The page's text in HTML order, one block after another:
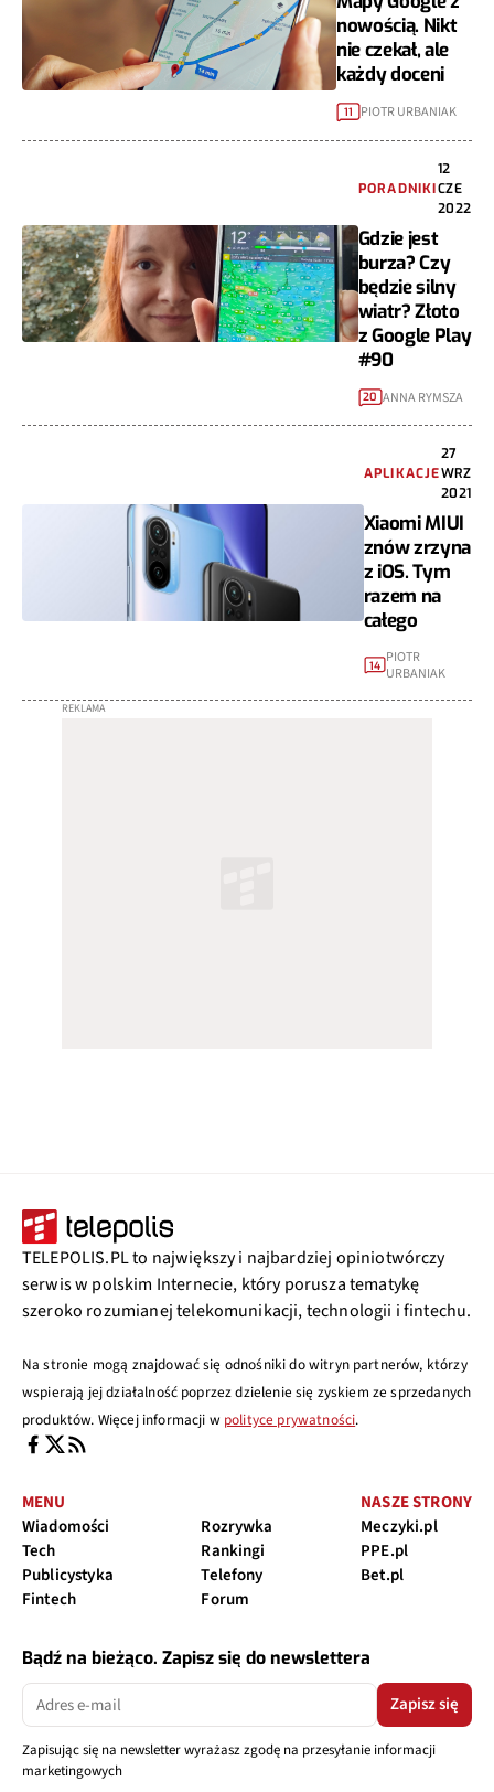
nowością. Nikt
nie czekał, ale
każdy doceni
11 PIOTR URBANIAK
PORADNIKI
12
CZE
2022
Gdzie jest
burza? Czy
będzie silny
wiatr? Złoto
z Google Play
#90
20 ANNA RYMSZA
APLIKACJE
27
WRZ
2021
Xiaomi MIUI
znów zrzyna
z iOS. Tym
razem na
całego
14 PIOTR
URBANIAK
TELEPOLIS.PL to największy i najbardziej opiniotwórczy
serwis w polskim Internecie, który porusza tematykę
szeroko rozumianej telekomunikacji, technologii i fintechu.
Na stronie mogą znajdować się odnośniki do witryn partnerów, którzy
wspierają jej działalność poprzez dzielenie się zyskiem ze sprzedanych
produktów. Więcej informacji w polityce prywatności.
MENU
Wiadomości
Tech
Publicystyka
Fintech
Rozrywka
Rankingi
Telefony
Forum
NASZE STRONY
Meczyki.pl
PPE.pl
Bet.pl
Bądź na bieżąco. Zapisz się do newslettera
Zapisz się
Zapisując się na newsletter wyrażasz zgodę na przesyłanie informacji
marketingowych